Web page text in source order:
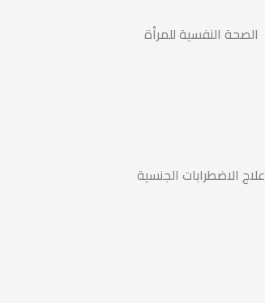
الصحة النفسية للمرأة
علاج الاضطرابات الجنسية